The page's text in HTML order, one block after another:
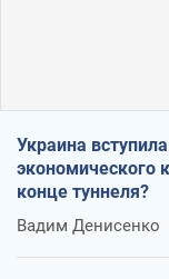
Украина
экономического
конце туннеля?
Вадим Денисенко